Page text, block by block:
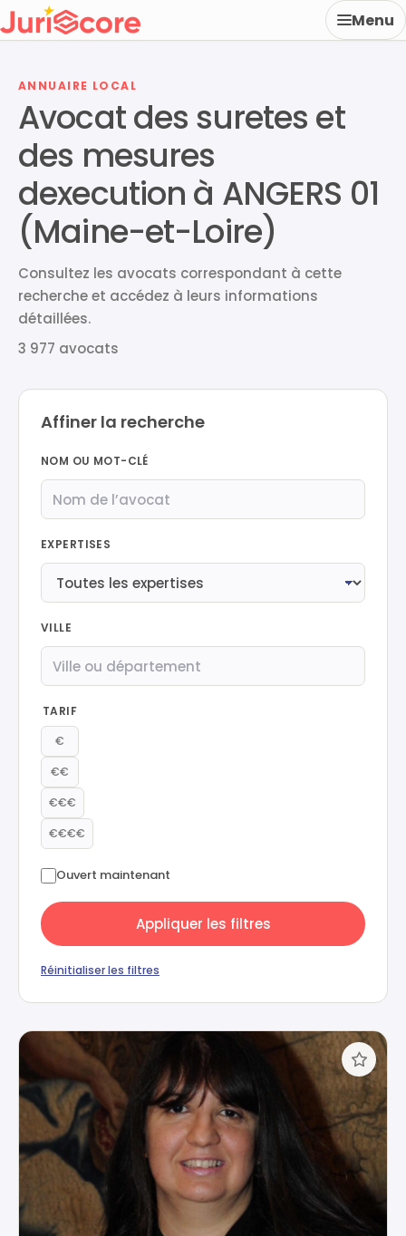
Menu
ANNUAIRE LOCAL
Avocat des suretes et
des mesures
dexecution à ANGERS 01
(Maine-et-Loire)
Consultez les avocats correspondant à cette
recherche et accédez à leurs informations
détaillées.
3 977 avocats
Affiner la recherche
NOM OU MOT-CLÉ
EXPERTISES
VILLE
TARIF
€
€€
€€€
€€€€
Ouvert maintenant
Appliquer les filtres
Réinitialiser les filtres